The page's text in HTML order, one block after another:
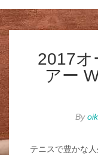
2017オ
アー
By
テニスで豊かな人